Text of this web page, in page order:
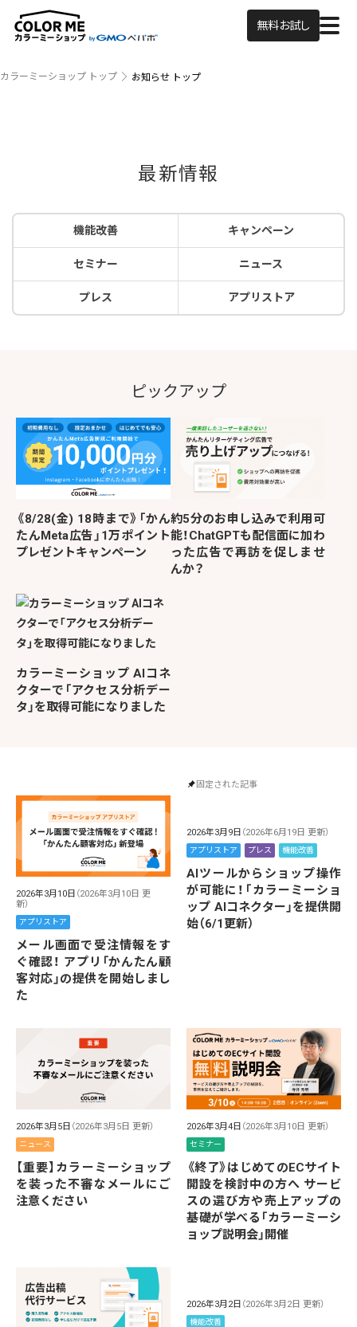
無料お試し
カラーミーショップ トップ お知らせ トップ
最新情報
機能改善 キャンペーン
セミナー ニュース
プレス アプリストア
ピックアップ
《8/28(金) 18時まで》「かん
たんMeta広告」1万ポイント
プレゼントキャンペーン
約5分のお申し込みで利用可
能！ChatGPTも配信面に加わ
った広告で再訪を促しませ
んか？
カラーミーショップ AIコネ
クターで「アクセス分析デー
タ」を取得可能になりました
2026年3月10日 （2026年3月10日 更
新）
アプリストア
メール画面で受注情報をす
ぐ確認！ アプリ「かんたん顧
客対応」の提供を開始しまし
た
固定された記事
2026年3月9日 （2026年6月19日 更新）
アプリストア プレス 機能改善
AIツールからショップ操作
が可能に！「カラーミーショ
ップ AIコネクター」を提供開
始（6/1更新）
2026年3月5日 （2026年3月5日 更新）
ニュース
【重要】カラーミーショップ
を装った不審なメールにご
注意ください
2026年3月4日 （2026年3月10日 更新）
セミナー
《終了》はじめてのECサイト
開設を検討中の方へ サービ
スの選び方や売上アップの
基礎が学べる「カラーミーシ
ョップ説明会」開催
2026年3月2日 （2026年3月2日 更新）
機能改善